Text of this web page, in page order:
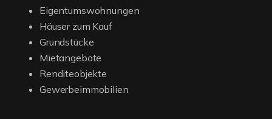
Eigentumswohnungen
Häuser zum Kauf
Grundstücke
Mietangebote
Renditeobjekte
Gewerbeimmobilien